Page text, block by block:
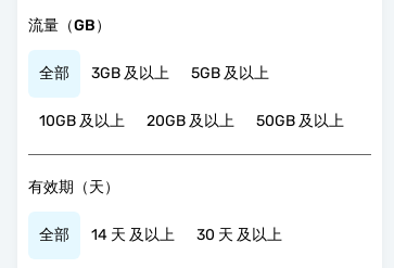
流量（GB）
全部 3GB 及以上 5GB 及以上
10GB 及以上 20GB 及以上 50GB 及以上
有效期（天）
全部 14 天 及以上 30 天 及以上